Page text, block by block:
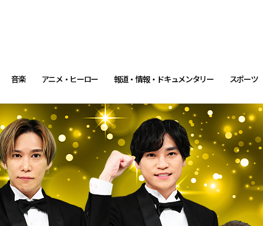
音楽 アニメ・ヒーロー 報道・情報・ドキュメンタリー スポーツ